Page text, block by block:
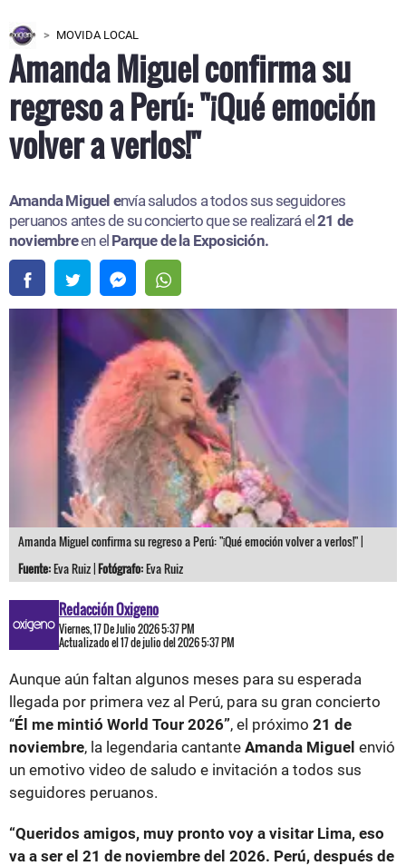
MOVIDA LOCAL
Amanda Miguel confirma su
regreso a Perú: "¡Qué emoción
volver a verlos!"
Amanda Miguel envía saludos a todos sus seguidores
peruanos antes de su concierto que se realizará el21 de
noviembreen el Parque de la Exposición.
Amanda Miguel confirma su regreso a Perú: "¡Qué emoción volver a verlos!" |
Fuente:Eva Ruiz |Fotógrafo:Eva Ruiz
Redacción Oxigeno
Viernes, 17 De Julio 2026 5:37 PM
Actualizado el 17 de julio del 2026 5:37 PM
Aunque aún faltan algunos meses para su esperada
llegada por primera vez al Perú, para su gran concierto
“Él me mintió World Tour 2026”, el próximo 21 de
noviembre, la legendaria cantante Amanda Miguel envió
un emotivo video de saludo e invitación a todos sus
seguidores peruanos.
“Queridos amigos, muy pronto voy a visitar Lima, eso
va a ser el 21 de noviembre del 2026. Perú, después de